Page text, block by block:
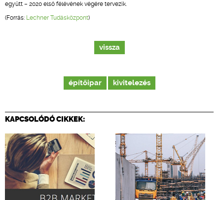
együtt – 2020 első félévének végére tervezik.
(Forrás: Lechner Tudásközpont)
vissza
építőipar kivitelezés
KAPCSOLÓDÓ CIKKEK: